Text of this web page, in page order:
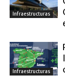
Infraestructuras
Infraestructuras